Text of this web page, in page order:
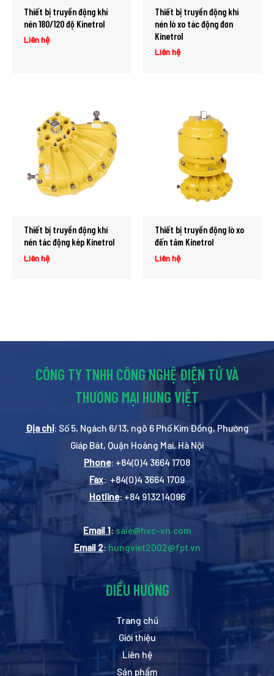
Thiết bị truyền động khí
nén 180/120 độ Kinetrol
Liên hệ
Thiết bị truyền động khí
nén lò xo tác động đơn
Kinetrol
Liên hệ
Thiết bị truyền động khí
nén tác động kép Kinetrol
Liên hệ
Thiết bị truyền động lò xo
đến tâm Kinetrol
Liên hệ
CÔNG TY TNHH CÔNG NGHỆ ĐIỆN TỬ VÀ
THƯƠNG MẠI HƯNG VIỆT
Địa chỉ: Số 5, Ngách 6/13, ngõ 6 Phố Kim Đồng, Phường
Giáp Bát, Quận Hoàng Mai, Hà Nội
Phone: +84(0)4 3664 1708
Fax: +84(0)4 3664 1709
Hotline: +84 913214096
Email 1: sale@hvc-vn.com
Email 2: hungviet2002@fpt.vn
ĐIỀU HƯỚNG
Trang chủ
Giới thiệu
Liên hệ
Sản phẩm